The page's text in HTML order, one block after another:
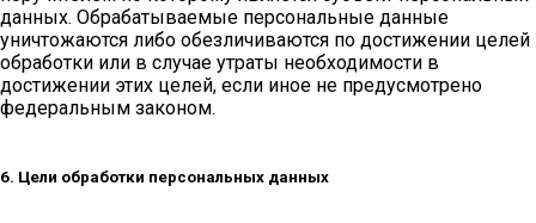
данных. Обрабатываемые персональные данные
уничтожаются либо обезличиваются по достижении целей
обработки или в случае утраты необходимости в
достижении этих целей, если иное не предусмотрено
федеральным законом.
6. Цели обработки персональных данных